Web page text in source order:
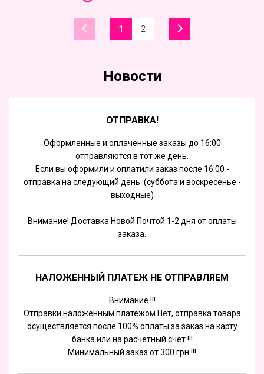
1 2
Новости
ОТПРАВКА!
Оформленные и оплаченные заказы до 16:00
отправляются в тот же день.
Если вы оформили и оплатили заказ после 16:00 -
отправка на следующий день. (суббота и воскресенье -
выходные)
Внимание! Доставка Новой Почтой 1-2 дня от оплаты
заказа.
НАЛОЖЕННЫЙ ПЛАТЕЖ НЕ ОТПРАВЛЯЕМ
Внимание !!!
Отправки наложенным платежом Нет, отправка товара
осуществляется после 100% оплаты за заказ на карту
банка или на расчетный счет !!!
Минимальный заказ от 300 грн !!!